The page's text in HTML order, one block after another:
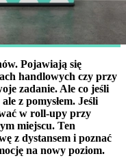
Pojawiają się
handlowych czy przy
zadanie. Ale co jeśli
z pomysłem. Jeśli
w roll-upy przy
miejscu. Ten
z dystansem i poznać
na nowy poziom.